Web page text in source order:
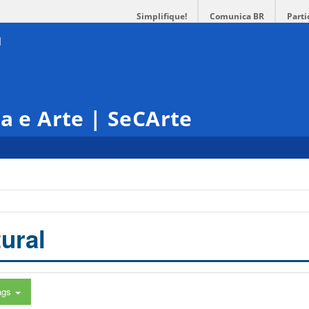
Simplifique! Comunica BR
e Arte | SeCArte